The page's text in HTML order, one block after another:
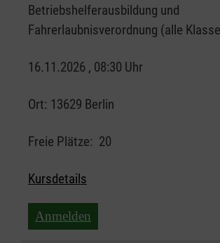
Betriebshelferausbildung und
Fahrerlaubnisverordnung (alle
16.11.2026 , 08:30 Uhr
Ort: 13629 Berlin
Freie Plätze: 20
Kursdetails
Anmelden